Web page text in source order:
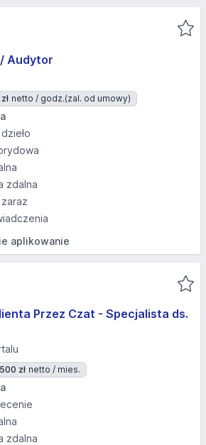
Audytor
netto / godz.(zal. od umowy)
zdalna
aplikowanie
Przez Czat - Specjalista ds.
zł netto / mies.
zdalna